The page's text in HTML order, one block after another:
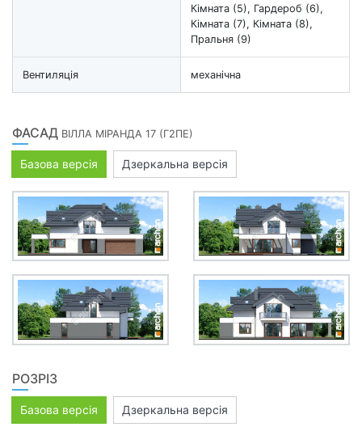
Кімната (5), Гардероб (6),
Кімната (7), Кімната (8),
Пральня (9)
Вентиляція механічна
ФАСАД ВІЛЛА МІРАНДА 17 (Г2ПЕ)
Базова версія Дзеркальна версія
РОЗРІЗ
Базова версія Дзеркальна версія